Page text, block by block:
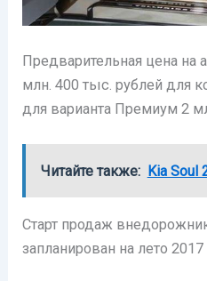
Предварительная цена на
млн. 400 тыс. рублей для
для варианта Премиум 2
Читайте также: Kia Soul
Старт продаж
запланирован на лето 2017